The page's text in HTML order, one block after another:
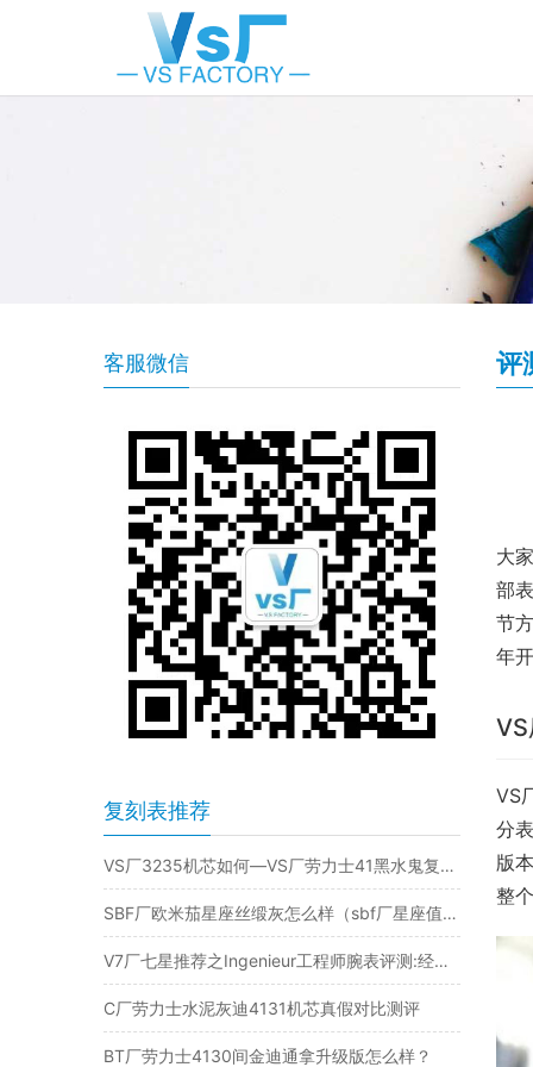
评
大
部
节
年
VS
分
版
整
客服微信
复刻表推荐
VS厂3235机芯如何—VS厂劳力士41黑水鬼复刻表深度评测
SBF厂欧米茄星座丝缎灰怎么样（sbf厂星座值得入手吗）
V7厂七星推荐之Ingenieur工程师腕表评测:经典重塑,匠心再现​
C厂劳力士水泥灰迪4131机芯真假对比测评
BT厂劳力士4130间金迪通拿升级版怎么样？